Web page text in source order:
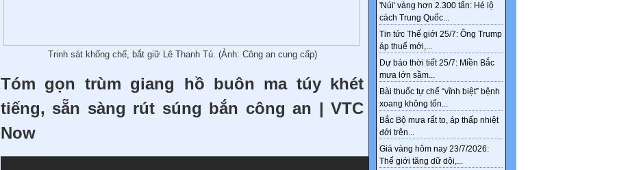
Chi tiết tên gọi 126 xã,
phường mới ở Hà Nội sau
sắp xếp
Sức khỏe, bài thuốc hay
Ngân hàng ‘khai tử’
nickname tài khoản từ 1/4
Thêm 4 nhóm được hưởng
chính sách nghỉ hưu trước
tuổi theo Nghị định 178
'Núi' vàng hơn 2.300 tấn: Hé lộ
cách Trung Quốc...
Tin tức Thế giới 25/7: Ông Trump
áp thuế mới,...
Dự báo thời tiết 25/7: Miền Bắc
mưa lớn sầm...
Bài thuốc tự chế “vĩnh biệt” bệnh
xoang không tốn...
Bắc Bộ mưa rất to, áp thấp nhiệt
đới trên...
Giá vàng hôm nay 23/7/2026:
Thế giới tăng dữ dội,...
Trinh sát khống chế, bắt giữ Lê Thanh Tú. (Ảnh: Công an cung cấp)
Tóm gọn trùm giang hồ buôn ma túy khét
tiếng, sẵn sàng rút súng bắn công an | VTC
Now